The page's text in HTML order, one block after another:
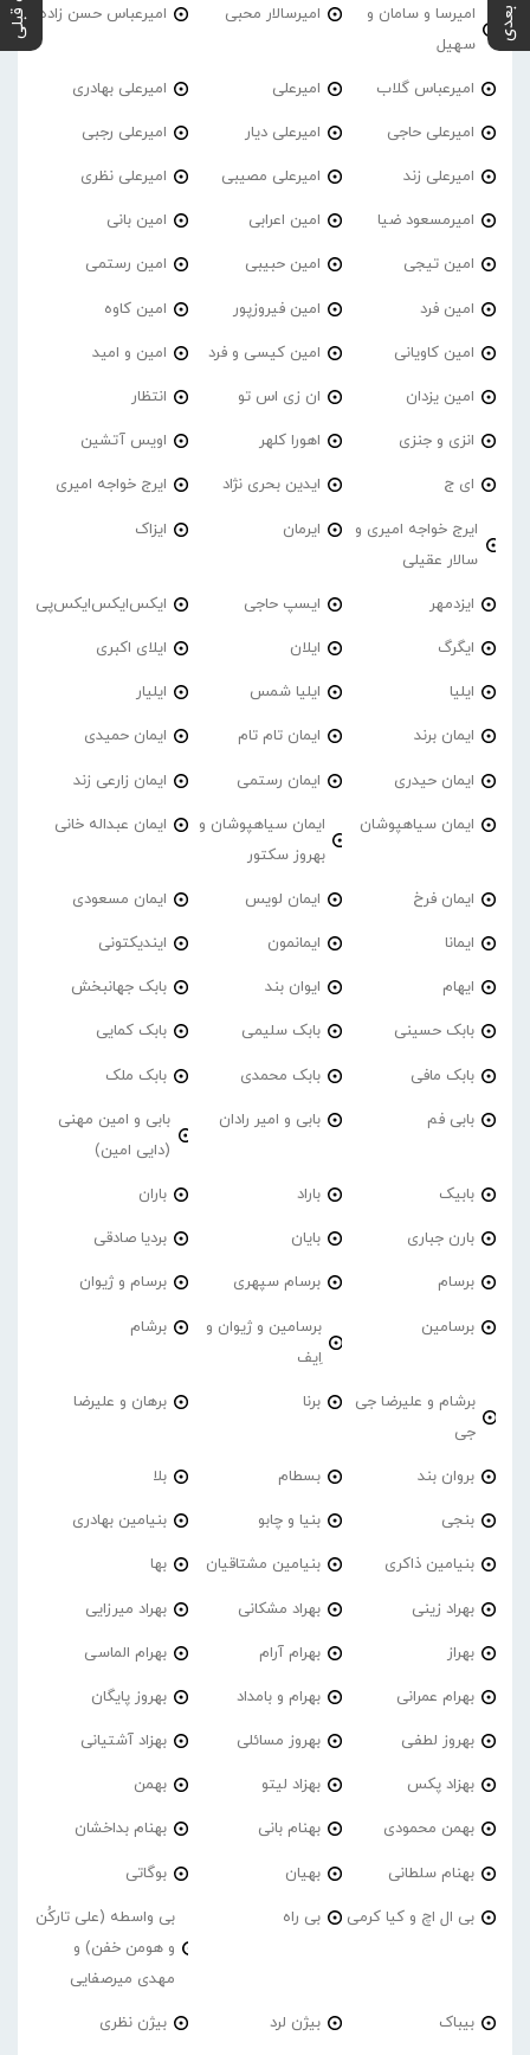
امیرسا و سامان و
سهیل
امیرسالار محبی امیرعباس حسن زاده
امیرعباس گلاب امیرعلی امیرعلی بهادری
امیرعلی حاجی امیرعلی دیار امیرعلی رجبی
امیرعلی زند امیرعلی مصیبی امیرعلی نظری
امیرمسعود ضیا امین اعرابی امین بانی
امین تیجی امین حبیبی امین رستمی
امین فرد امین فیروزپور امین کاوه
امین کاویانی امین کیسی و فرد امین و امید
امین یزدان ان زی اس تو انتظار
انزی و جنزی اهورا کلهر اویس آتشین
ای ج ایدین بحری نژاد ایرج خواجه امیری
ایرج خواجه امیری و
سالار عقیلی
ایرمان ایزاک
ایزدمهر ایسپ حاجی ایکس‌ایکس‌ایکس‌پی
ایگرگ ایلان ایلای اکبری
ایلیا ایلیا شمس ایلیار
ایمان برند ایمان تام تام ایمان حمیدی
ایمان حیدری ایمان رستمی ایمان زارعی زند
ایمان سیاهپوشان
ایمان سیاهپوشان و
بهروز سکتور
ایمان عبداله خانی
ایمان فرخ ایمان لویس ایمان مسعودی
ایمانا ایمانمون ایندیکتونی
ایهام ایوان بند بابک جهانبخش
بابک حسینی بابک سلیمی بابک کمایی
بابک مافی بابک محمدی بابک ملک
بابی فم بابی و امیر رادان
بابی و امین مهنی
(دایی امین)
بابیک باراد باران
بارن جباری بایان بردیا صادقی
برسام برسام سپهری برسام و ژیوان
برسامین
برسامین و ژیوان و
اِیف
برشام
برشام و علیرضا جی
جی
برنا برهان و علیرضا
بروان بند بسطام بلا
بنجی بنیا و چابو بنیامین بهادری
بنیامین ذاکری بنیامین مشتاقیان بها
بهراد زینی بهراد مشکانی بهراد میرزایی
بهراز بهرام آرام بهرام الماسی
بهرام عمرانی بهرام و بامداد بهروز پایگان
بهروز لطفی بهروز مسائلی بهزاد آشتیانی
بهزاد پکس بهزاد لیتو بهمن
بهمن محمودی بهنام بانی بهنام بداخشان
بهنام سلطانی بهیان بوگاتی
بی ال اچ و کیا کرمی بی راه
بی واسطه (علی تارکُن
و هومن خفن) و
مهدی میرصفایی
بیباک بیژن لرد بیژن نظری